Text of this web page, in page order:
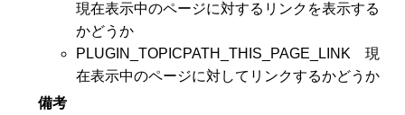
現在表示中のページに対するリンクを表示する
かどうか
PLUGIN_TOPICPATH_THIS_PAGE_LINK 現
在表示中のページに対してリンクするかどうか
備考